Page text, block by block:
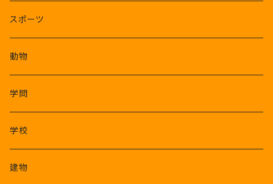
スポーツ
動物
学問
学校
建物